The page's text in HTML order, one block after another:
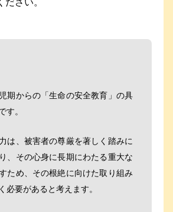
さい。
期からの「生命の安全教育」の具
す。
は、被害者の尊厳を著しく踏みに
、その心身に長期にわたる重大な
ため、その根絶に向けた取り組み
必要があると考えます。